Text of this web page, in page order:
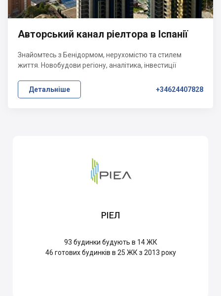
Авторський канал ріелтора в Іспанії
Знайомтесь з Бенідормом, нерухомістю та стилем
життя. Новобудови регіону, аналітика, інвестиції
Детальніше +34624407828
РІЕЛ
93 будинки будують в 14 ЖК
46 готових будинків в 25 ЖК з 2013 року